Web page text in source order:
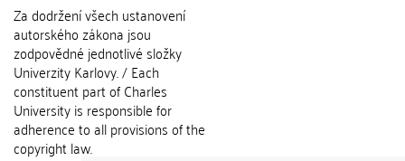
Za dodržení všech ustanovení
autorského zákona jsou
zodpovědné jednotlivé složky
Univerzity Karlovy. / Each
constituent part of Charles
University is responsible for
adherence to all provisions of the
copyright law.